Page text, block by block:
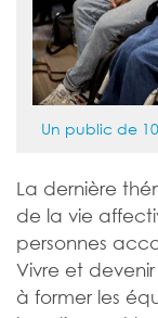
Un public de
La dernière
de la vie
personnes
Vivre et
à former les